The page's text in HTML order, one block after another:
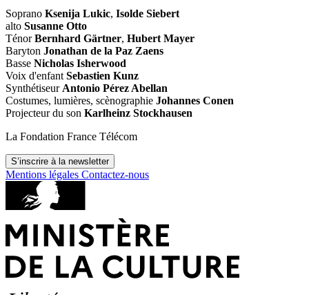
Soprano Ksenija Lukic, Isolde Siebert
alto Susanne Otto
TénorBernhard Gärtner, Hubert Mayer
Baryton Jonathan de la Paz Zaens
Basse Nicholas Isherwood
Voix d'enfant Sebastien Kunz
Synthétiseur Antonio Pérez Abellan
Costumes, lumières, scènographie Johannes Conen
Projecteur du son Karlheinz Stockhausen
La Fondation France Télécom
S’inscrire à la newsletter
Mentions légales Contactez-nous